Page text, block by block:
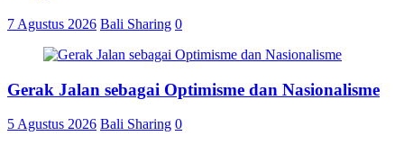
7 Agustus 2026 Bali Sharing 0
Gerak Jalan sebagai Optimisme dan Nasionalisme
5 Agustus 2026 Bali Sharing 0